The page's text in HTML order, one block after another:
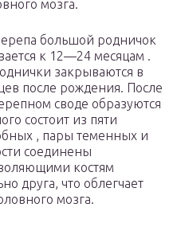
мозга.
большой родничок
к 12—24 месяцам .
закрываются в
после рождения. После
своде образуются
состоит из пяти
, пары теменных и
соединены
костям
друга, что облегчает
мозга.